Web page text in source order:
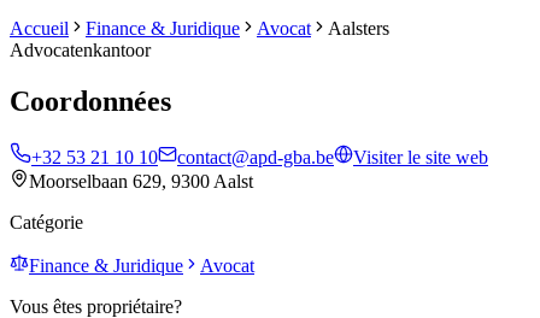
Accueil
Finance & Juridique Avocat
Aalsters
Advocatenkantoor
Coordonnées
+32 53 21 10 10 contact@apd-gba.be
Visiter le site web
Moorselbaan 629, 9300 Aalst
Catégorie
Finance & Juridique
Avocat
Vous êtes propriétaire?